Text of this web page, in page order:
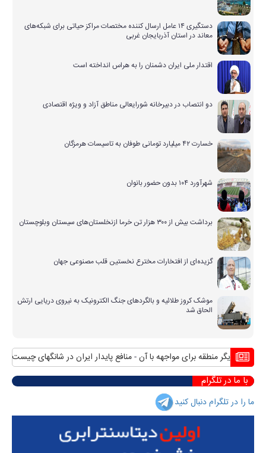
دستگیری ۱۴ عامل ارسال کننده مختصات مراکز حیاتی برای شبکه‌های
معاند در استان آذربایجان غربی
اقتدار ملی ایران دشمنان را به هراس انداخته است
دو انتصاب در دبیرخانه شورایعالی مناطق آزاد و ویژه اقتصادی
خسارت ۴۲ میلیارد تومانی طوفان به تاسیسات هرمزگان
شهرآورد ۱۰۴ بدون حضور بانوان
برداشت بیش از ۳۰۰ هزار تن خرما ازنخلستان‌های سیستان وبلوچستان
گزیده‌ای از افتخارات مخترع نخستین قلب مصنوعی جهان
موشک کروز طلائیه و بالگردهای جنگ الکترونیک به نیروی دریایی ارتش
الحاق شد
دیگر منطقه برای مواجهه با آن منافع پایدار ایران در شانگهای چیست؟
با ما در تلگرام
ما را در تلگرام دنبال کنید